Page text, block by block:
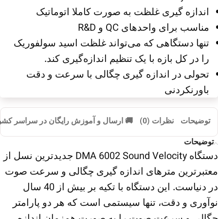
اندازه گیری غلظت به صورت کاملا اتوماتیک
مناسب برای واحدهای QC و R&D
تنها دستگاهی که می‌تواند غلظت اسید سولفوریک
را در کل بازه با یک تنظیم اندازه‌گیری کند.
تحولی در اندازه گیری چگالی با سرعت و دقت
باورنکردنی
توضیحات نظرات (0)
🚚 ارسال و آموزش رایگان در سراسر
توضیحات
دستگاه DMA 6002 Sound Velocity جدیدترین نسل از
معتبرترین مترهای اندازه گیری چگالی و سرعت صوت
در دنیاست. این دستگاه با تکیه بر بیش از 40 سال
نوآوری و دقت، تنها سیستمی است که هر دو پارامتر